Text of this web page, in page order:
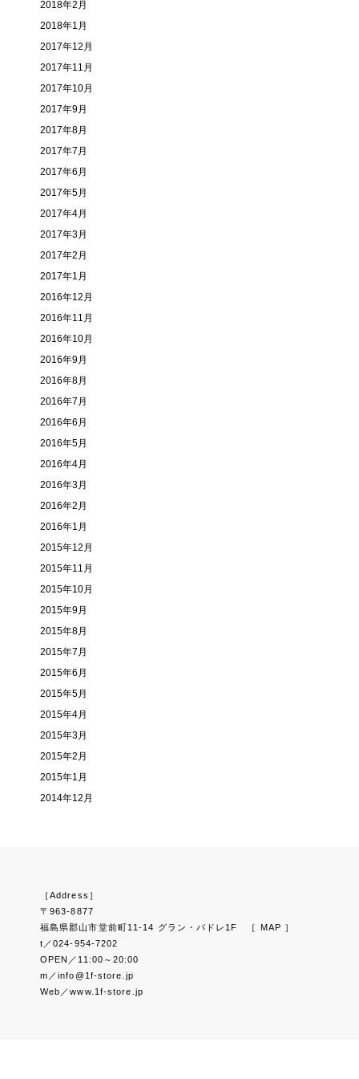
2018年2月
2018年1月
2017年12月
2017年11月
2017年10月
2017年9月
2017年8月
2017年7月
2017年6月
2017年5月
2017年4月
2017年3月
2017年2月
2017年1月
2016年12月
2016年11月
2016年10月
2016年9月
2016年8月
2016年7月
2016年6月
2016年5月
2016年4月
2016年3月
2016年2月
2016年1月
2015年12月
2015年11月
2015年10月
2015年9月
2015年8月
2015年7月
2015年6月
2015年5月
2015年4月
2015年3月
2015年2月
2015年1月
2014年12月
［Address］
〒963-8877
福島県郡山市堂前町11-14 グラン・パドレ1F
［ MAP ］
t／024-954-7202
OPEN／11:00～20:00
m／info@1f-store.jp
Web／www.1f-store.jp